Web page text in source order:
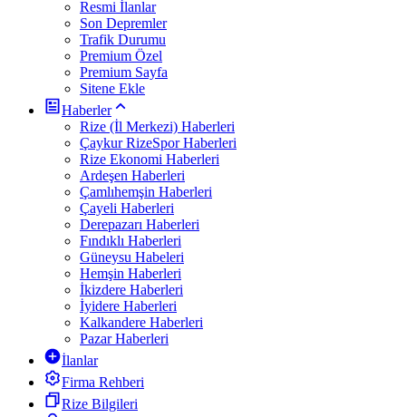
Resmi İlanlar
Son Depremler
Trafik Durumu
Premium Özel
Premium Sayfa
Sitene Ekle
Haberler
Rize (İl Merkezi) Haberleri
Çaykur RizeSpor Haberleri
Rize Ekonomi Haberleri
Ardeşen Haberleri
Çamlıhemşin Haberleri
Çayeli Haberleri
Derepazarı Haberleri
Fındıklı Haberleri
Güneysu Habeleri
Hemşin Haberleri
İkizdere Haberleri
İyidere Haberleri
Kalkandere Haberleri
Pazar Haberleri
İlanlar
Firma Rehberi
Rize Bilgileri